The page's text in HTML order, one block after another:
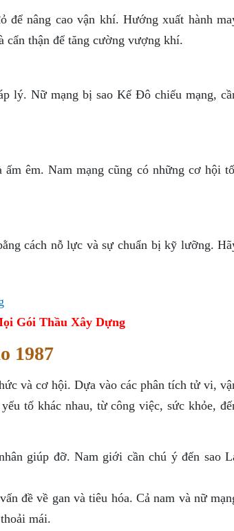
để nâng cao vận khí. Hướng xuất hành
thận để tăng cường vượng khí.
lý. Nữ mạng bị sao Kế Đô chiếu mạng,
êm. Nam mạng cũng có những cơ hội
cách nỗ lực và sự chuẩn bị kỹ lưỡng.
Gói Thầu Xây Dựng
1987
và cơ hội. Dựa vào các phân tích tử vi,
tố khác nhau, từ công việc, sức khỏe,
giúp đỡ. Nam giới cần chú ý đến sao
đề về gan và tiêu hóa. Cả nam và nữ
mái.